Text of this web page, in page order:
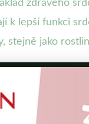
zdravého
k lepší funkci
stejně jako